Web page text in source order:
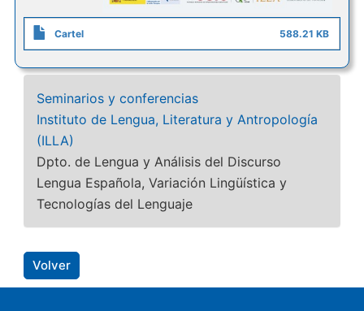
Cartel 588.21 KB
Seminarios y conferencias
Instituto de Lengua, Literatura y Antropología
(ILLA)
Dpto. de Lengua y Análisis del Discurso
Lengua Española, Variación Lingüística y
Tecnologías del Lenguaje
Volver